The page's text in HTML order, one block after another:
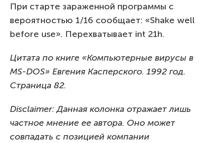
При старте зараженной программы с
вероятностью 1/16 сообщает: «Shake well
before use». Перехватывает int 21h.
Цитата по книге «Компьютерные вирусы в
MS-DOS» Евгения Касперского. 1992 год.
Страница 82.
Disclaimer: Данная колонка отражает лишь
частное мнение ее автора. Оно может
совпадать с позицией компании